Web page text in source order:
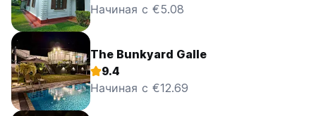
Начиная с €5.08
The Bunkyard Galle
9.4
Начиная с €12.69